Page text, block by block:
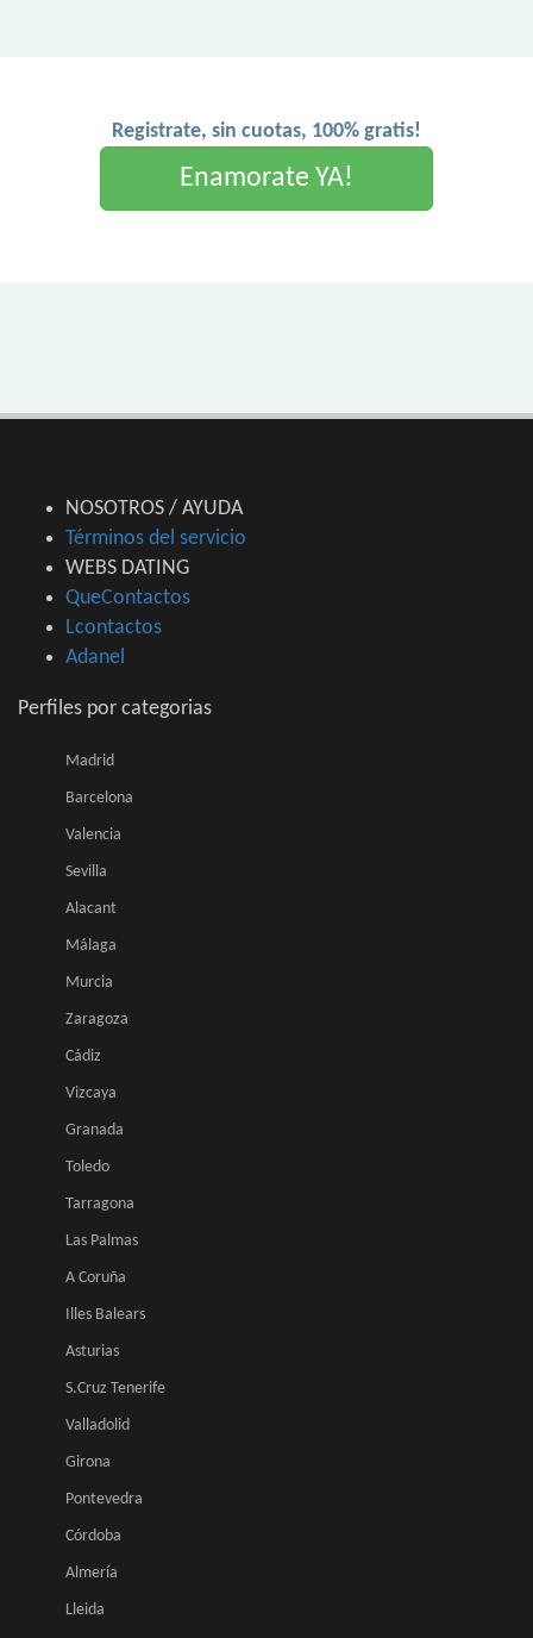
Registrate, sin cuotas, 100% gratis!
Enamorate YA!
NOSOTROS / AYUDA
Términos del servicio
WEBS DATING
QueContactos
Lcontactos
Adanel
Perfiles por categorias
Madrid
Barcelona
Valencia
Sevilla
Alacant
Málaga
Murcia
Zaragoza
Cádiz
Vizcaya
Granada
Toledo
Tarragona
Las Palmas
A Coruña
Illes Balears
Asturias
S.Cruz Tenerife
Valladolid
Girona
Pontevedra
Córdoba
Almería
Lleida